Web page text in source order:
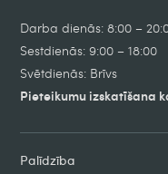
Darba dienās: 8:00 –
Sestdienās: 9:00 – 18:00
Svētdienās: Brīvs
Pieteikumu izskatīšana
Palīdzība